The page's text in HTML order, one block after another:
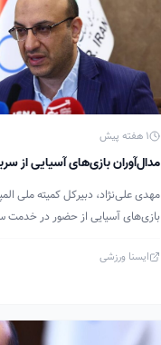
1 هفته پیش
مدال‌آوران بازی‌های آسیایی از
مهدی علی‌نژاد، دبیرکل کمیته ملی
بازی‌های آسیایی از حضور در خدمت
ایسنا ورزشی